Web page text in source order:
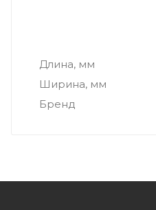
Длина, мм
Ширина, мм
Бренд